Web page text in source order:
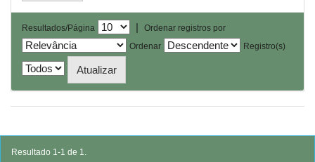
Resultados/Página |
Ordenar registros por
Ordenar
Registro(s)
Resultado 1-1 de 1.